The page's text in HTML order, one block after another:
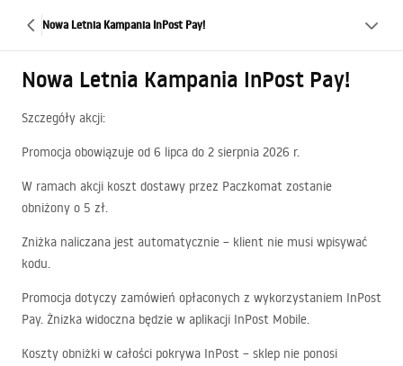
Nowa Letnia Kampania InPost Pay!
Nowa Letnia Kampania InPost Pay!
Szczegóły akcji:
Promocja obowiązuje od 6 lipca do 2 sierpnia 2026 r.
W ramach akcji koszt dostawy przez Paczkomat zostanie
obniżony o 5 zł.
Zniżka naliczana jest automatycznie – klient nie musi wpisywać
kodu.
Promocja dotyczy zamówień opłaconych z wykorzystaniem InPost
Pay. Żnizka widoczna będzie w aplikacji InPost Mobile.
Koszty obniżki w całości pokrywa InPost – sklep nie ponosi